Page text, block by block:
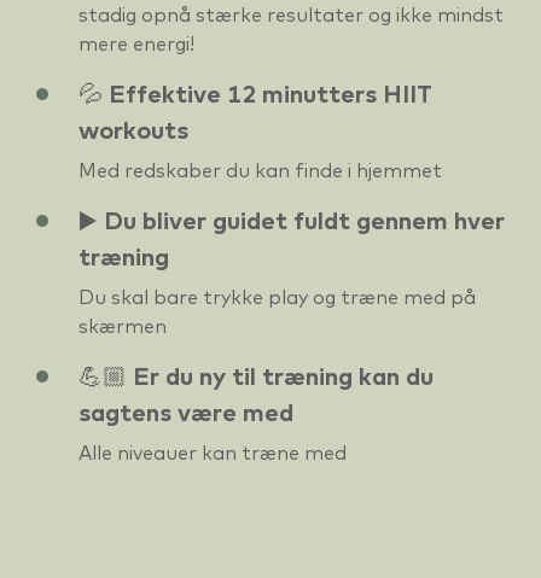
stadig opnå stærke resultater og ikke mindst
mere energi!
💦 Effektive 12 minutters HIIT
workouts
Med redskaber du kan finde i hjemmet
▶️ Du bliver guidet fuldt gennem hver
træning
Du skal bare trykke play og træne med på
skærmen
💪🏼 Er du ny til træning kan du
sagtens være med
Alle niveauer kan træne med